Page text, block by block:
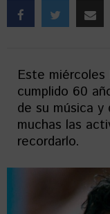
Este miércoles
cumplido 60
de su música y
muchas las
recordarlo.